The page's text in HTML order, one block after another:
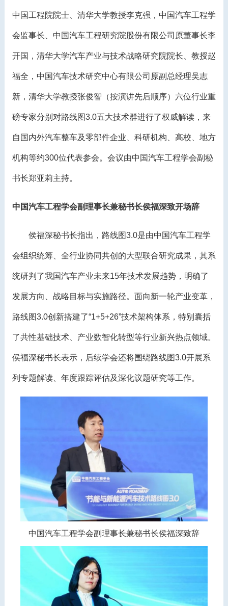
中国工程院院士、清华大学教授李克强，中国汽车工程学
会监事长、中国汽车工程研究院股份有限公司原董事长李
开国，清华大学汽车产业与技术战略研究院院长、教授赵
福全，中国汽车技术研究中心有限公司原副总经理吴志
新，清华大学教授张俊智（按演讲先后顺序）六位行业重
磅专家分别对路线图3.0五大技术群进行了权威解读，来
自国内外汽车整车及零部件企业、科研机构、高校、地方
机构等约300位代表参会。会议由中国汽车工程学会副秘
书长郑亚莉主持。
中国汽车工程学会副理事长兼秘书长侯福深致开场辞
侯福深秘书长指出，路线图3.0是由中国汽车工程学
会组织统筹、全行业协同共创的大型联合研究成果，其系
统研判了我国汽车产业未来15年技术发展趋势，明确了
发展方向、战略目标与实施路径。面向新一轮产业变革，
路线图3.0创新搭建了“1+5+26”技术架构体系，特别囊括
了共性基础技术、产业数智化转型等行业新兴热点领域。
侯福深秘书长表示，后续学会还将围绕路线图3.0开展系
列专题解读、年度跟踪评估及深化议题研究等工作。
中国汽车工程学会副理事长兼秘书长侯福深致辞